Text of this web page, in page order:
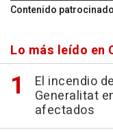
Contenido patrocinado
Lo más leído en
El incendio
Generalitat
afectados